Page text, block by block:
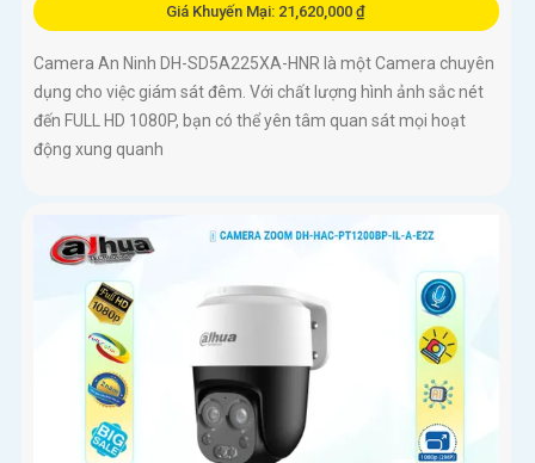
Giá Khuyến Mại: 21,620,000 ₫
Camera An Ninh DH-SD5A225XA-HNR là một Camera chuyên
dụng cho việc giám sát đêm. Với chất lượng hình ảnh sắc nét
đến FULL HD 1080P, bạn có thể yên tâm quan sát mọi hoạt
động xung quanh